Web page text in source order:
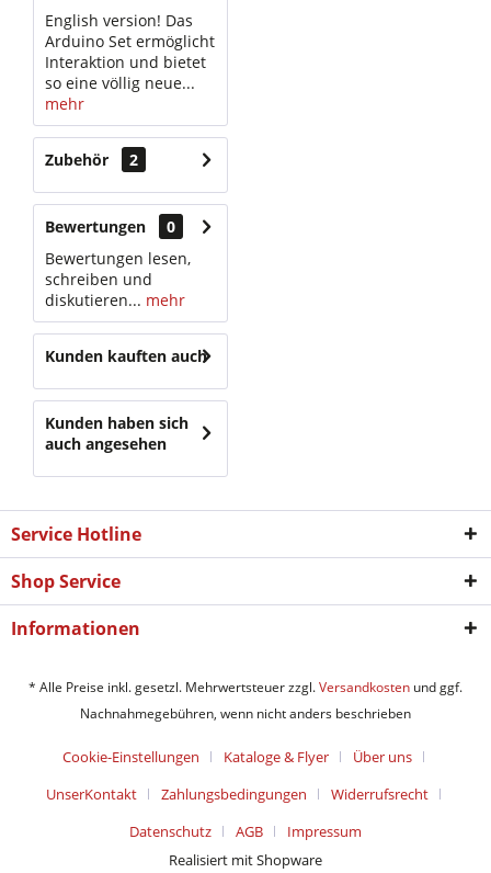
English version! Das
Arduino Set ermöglicht
Interaktion und bietet
so eine völlig neue...
mehr
Zubehör 2
Bewertungen
0
Bewertungen lesen,
schreiben und
diskutieren... mehr
Kunden kauften auch
Kunden haben sich
auch angesehen
Service Hotline
Shop Service
Informationen
* Alle Preise inkl. gesetzl. Mehrwertsteuer zzgl.Versandkosten und ggf.
Nachnahmegebühren, wenn nicht anders beschrieben
Cookie-Einstellungen Kataloge & Flyer
Über uns
UnserKontakt
Zahlungsbedingungen
Widerrufsrecht
Datenschutz
AGB
Impressum
Realisiert mit Shopware